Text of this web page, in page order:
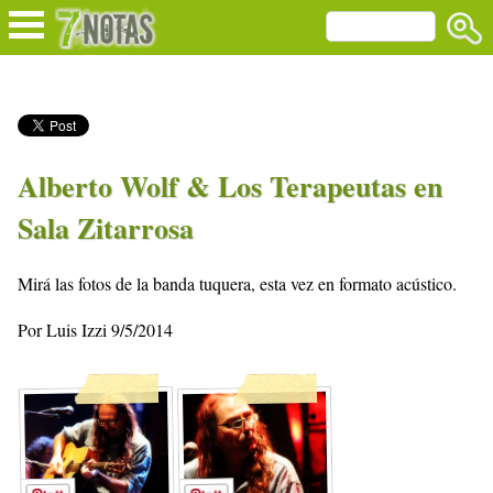
Alberto Wolf & Los Terapeutas en
Sala Zitarrosa
Mirá las fotos de la banda tuquera, esta vez en formato acústico.
Por Luis Izzi 9/5/2014